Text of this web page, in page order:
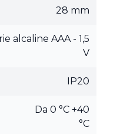
28 mm
alcaline AAA - 1,5
V
IP20
Da 0 °C +40
°C